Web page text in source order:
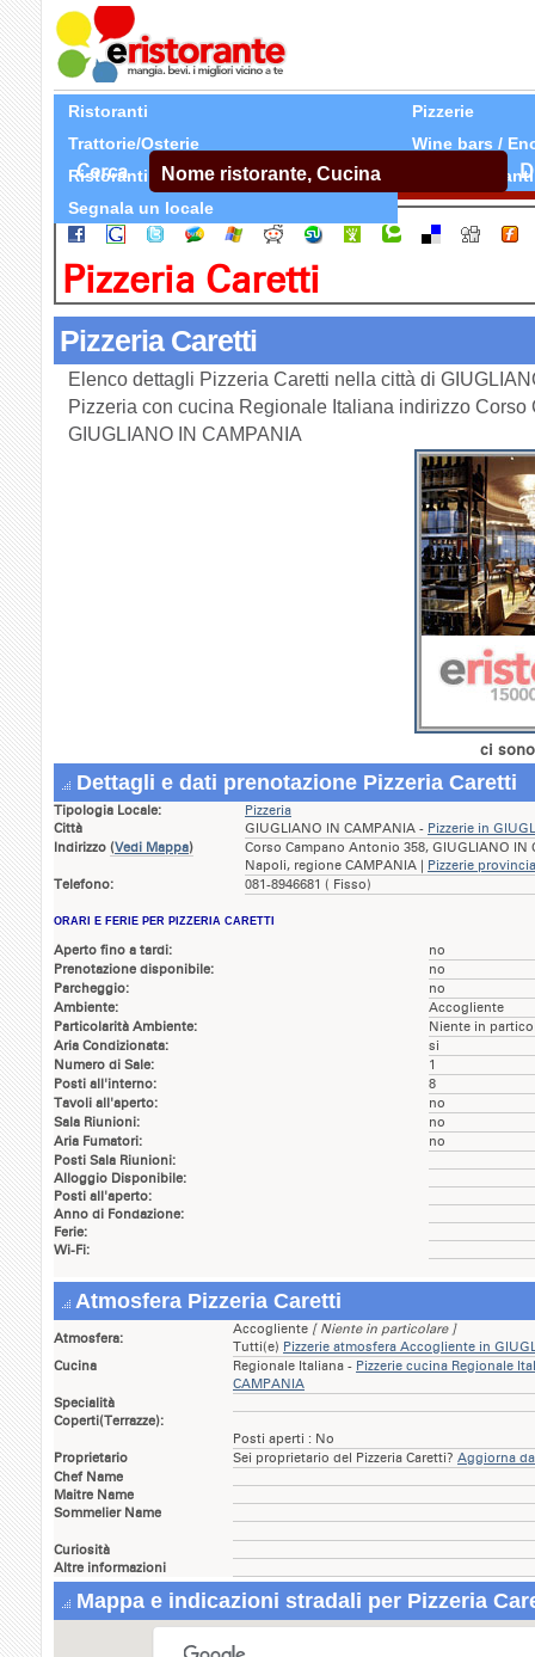
Ristoranti
Pizzerie
Trattorie/Osterie
Wine bars /
Ristoranti Etnici
Tutti Ristoranti
Segnala un locale
Cerca
Pizzeria Caretti
Pizzeria Caretti
Elenco dettagli Pizzeria Caretti nella città di
Pizzeria con cucina Regionale Italiana indirizzo Corso
GIUGLIANO IN CAMPANIA
ci
Dettagli e dati prenotazione Pizzeria Caretti
Tipologia Locale:
Pizzeria
Città
GIUGLIANO IN CAMPANIA - Pizzerie in
Indirizzo (Vedi Mappa)
Corso Campano Antonio 358, GIUGLIANO IN
Napoli, regione CAMPANIA | Pizzerie
Telefono:
081-8946681 ( Fisso)
ORARI E FERIE PER PIZZERIA CARETTI
Aperto fino a tardi:
no
Prenotazione disponibile:
no
Parcheggio:
no
Ambiente:
Accogliente
Particolarità Ambiente:
Niente in
Aria Condizionata:
si
Numero di Sale:
1
Posti all'interno:
8
Tavoli all'aperto:
no
Sala Riunioni:
no
Aria Fumatori:
no
Posti Sala Riunioni:
Alloggio Disponibile:
Posti all'aperto:
Anno di Fondazione:
Ferie:
Wi-Fi:
Atmosfera Pizzeria Caretti
Atmosfera:
Accogliente [ Niente in particolare ]
Tutti(e) Pizzerie atmosfera Accogliente in
Cucina
Regionale Italiana - Pizzerie cucina Regionale
CAMPANIA
Specialità
Coperti(Terrazze):
Posti aperti : No
Proprietario
Sei proprietario del Pizzeria Caretti? Aggiorna
Chef Name
Maitre Name
Sommelier Name
Curiosità
Altre informazioni
Mappa e indicazioni stradali per Pizzeria